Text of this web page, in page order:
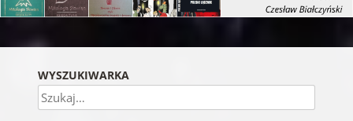
WYSZUKIWARKA
Szukaj